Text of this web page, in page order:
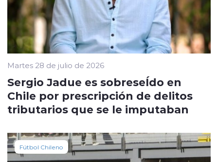
Martes 28 de julio de 2026
Sergio Jadue es sobreseÍdo en
Chile por prescripción de delitos
tributarios que se le imputaban
Fútbol Chileno